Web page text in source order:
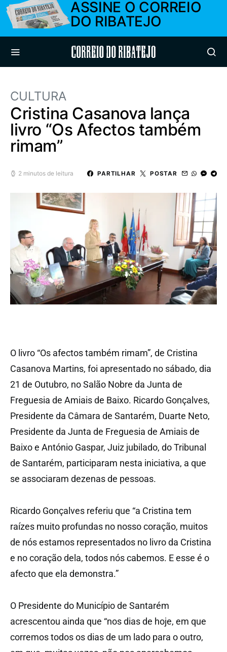
ASSINE O CORREIO
DO RIBATEJO
Correio do Ribatejo
CULTURA
Cristina Casanova lança
livro “Os Afectos também
rimam”
2 minutos de leitura PARTILHAR POSTAR
O livro “Os afectos também rimam”, de Cristina
Casanova Martins, foi apresentado no sábado, dia
21 de Outubro, no Salão Nobre da Junta de
Freguesia de Amiais de Baixo. Ricardo Gonçalves,
Presidente da Câmara de Santarém, Duarte Neto,
Presidente da Junta de Freguesia de Amiais de
Baixo e António Gaspar, Juiz jubilado, do Tribunal
de Santarém, participaram nesta iniciativa, a que
se associaram dezenas de pessoas.
Ricardo Gonçalves referiu que “a Cristina tem
raízes muito profundas no nosso coração, muitos
de nós estamos representados no livro da Cristina
e no coração dela, todos nós cabemos. E esse é o
afecto que ela demonstra.”
O Presidente do Município de Santarém
acrescentou ainda que “nos dias de hoje, em que
corremos todos os dias de um lado para o outro,